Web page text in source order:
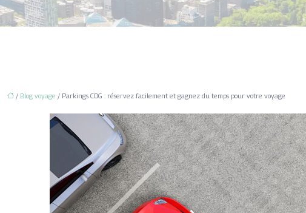
/ Blog voyage / Parkings CDG : réservez facilement et gagnez du temps pour votre voyage